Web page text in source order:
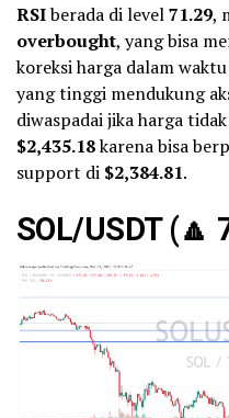
RSIberada di level71.29,
overbought, yang bisa
koreksi harga dalam
yang tinggi mendukung
diwaspadai jika harga
$2,435.18karena bisa
support di $2,384.81.
SOL/USDT (🔼